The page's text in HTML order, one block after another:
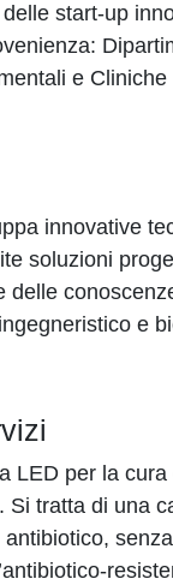
start-up
e
innovative
soluzioni
delle
e
LED per la cura
Si tratta di una